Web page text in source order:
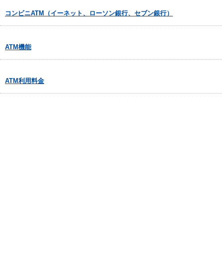
コンビニATM（イーネット、ローソン銀行、セブン銀行）
ATM機能
ATM利用料金